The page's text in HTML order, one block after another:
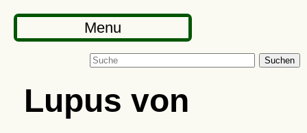
Menu
Suchen
Lupus von